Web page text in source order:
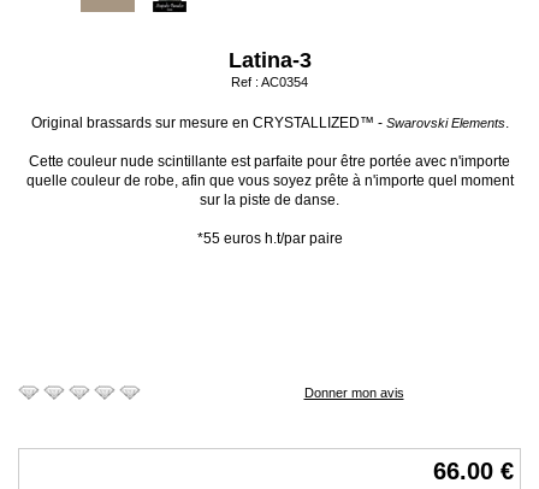
Latina-3
Ref : AC0354
Original brassards sur mesure en CRYSTALLIZED™ - Swarovski Elements.
Cette couleur nude scintillante est parfaite pour être portée avec n'importe
quelle couleur de robe, afin que vous soyez prête à n'importe quel moment
sur la piste de danse.
*55 euros h.t/par paire
Donner mon avis
66.00 €